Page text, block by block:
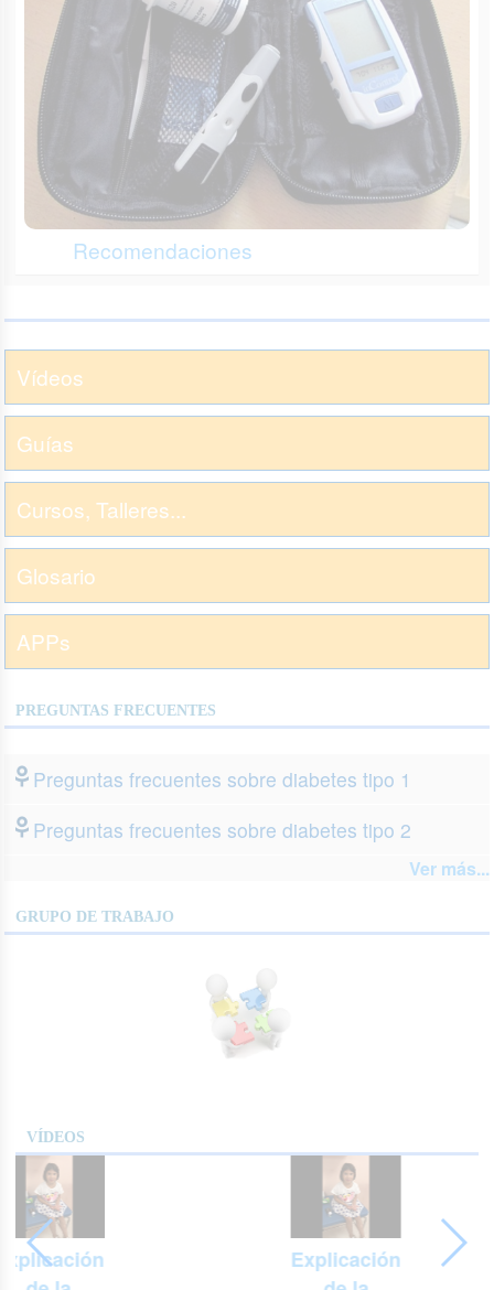
Recomendaciones
Vídeos
Guías
Cursos, Talleres...
Glosario
APPs
PREGUNTAS FRECUENTES
Preguntas frecuentes sobre diabetes tipo 1
Preguntas frecuentes sobre diabetes tipo 2
Ver más...
GRUPO DE TRABAJO
VÍDEOS
Explicación